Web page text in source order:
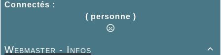
Connectés :
( personne )

Webmaster - Infos